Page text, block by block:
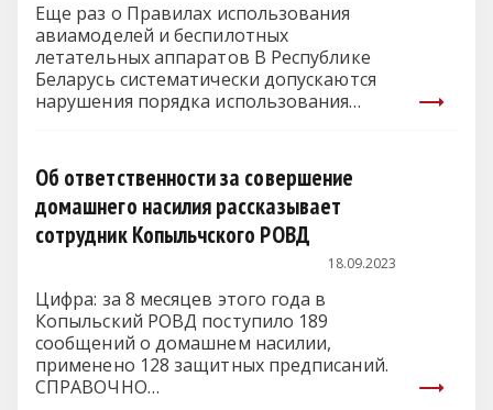
Еще раз о Правилах использования
авиамоделей и беспилотных
летательных аппаратов В Республике
Беларусь систематически допускаются
нарушения порядка использования
Об ответственности за совершение
домашнего насилия рассказывает
сотрудник Копыльчского РОВД
18.09.2023
Цифра: за 8 месяцев этого года в
Копыльский РОВД поступило 189
сообщений о домашнем насилии,
применено 128 защитных предписаний.
СПРАВОЧНО…